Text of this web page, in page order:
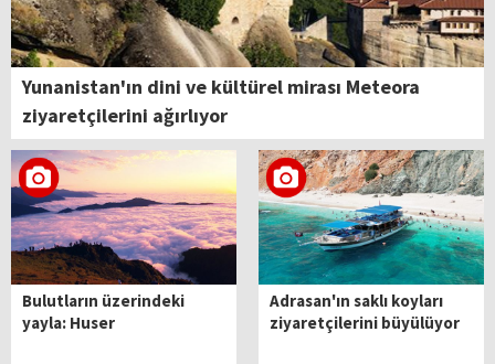
Yunanistan'ın dini ve kültürel mirası Meteora
ziyaretçilerini ağırlıyor
Bulutların üzerindeki
yayla: Huser
Adrasan'ın saklı koyları
ziyaretçilerini büyülüyor